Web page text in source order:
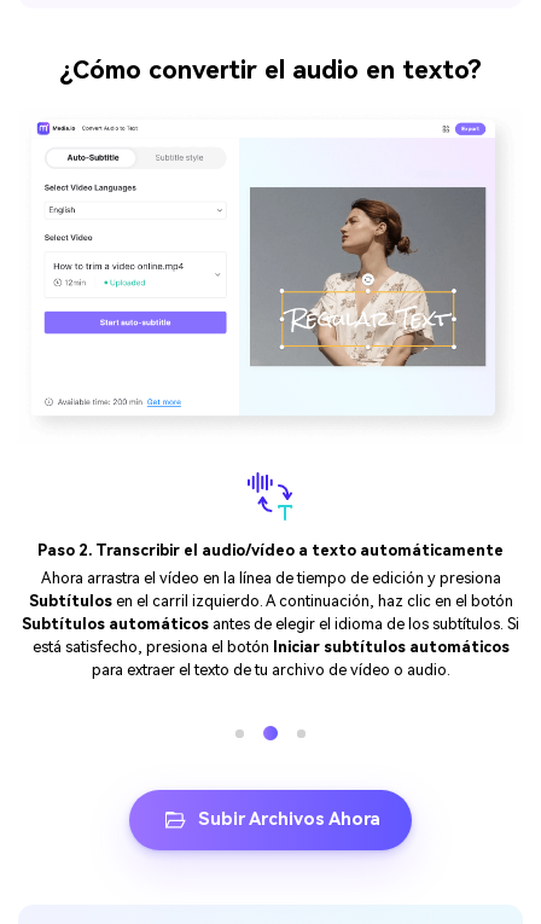
¿Cómo convertir el audio en texto?
Paso 3. Editar los textos convertidos y exportar
Después de extraer los textos, verás todos los cuadros de texto con
marcas de tiempo en el panel izquierdo, entonces entra en los cuadros
para modificar el texto o los estilos. Por último, haz clic enExportar
para guardar el audio con el texto, o descargar sólo la transcripción del
audio.